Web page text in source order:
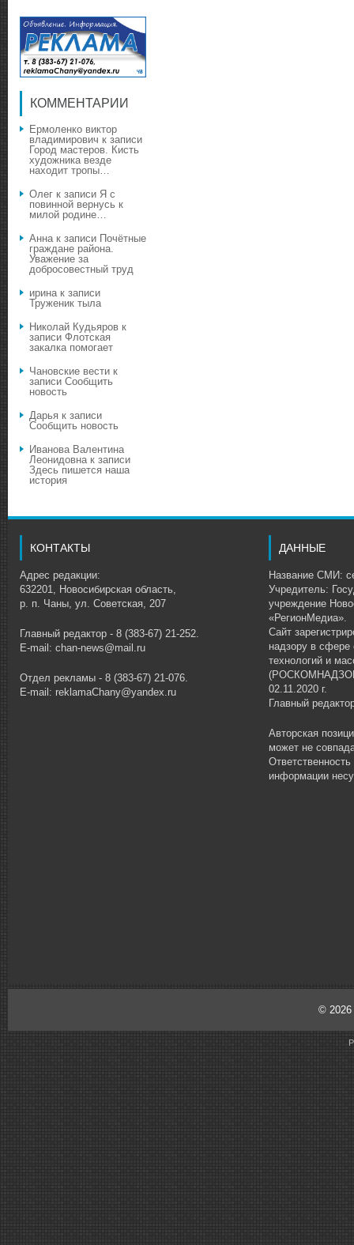
КОММЕНТАРИИ
Ермоленко виктор
владимирович к записи
Город мастеров. Кисть
художника везде
находит тропы…
Олег к записи Я с
повинной вернусь к
милой родине…
Аннак записи Почётные
граждане района.
Уважение за
добросовестный труд
иринак записи
Труженик тыла
Николай Кудьяров к
записи Флотская
закалка помогает
Чановские вести к
записи Сообщить
новость
Дарья к записи
Сообщить новость
Иванова Валентина
Леонидовнак записи
Здесь пишется наша
история
КОНТАКТЫ
Адрес редакции:
632201, Новосибирская область,
р. п. Чаны, ул. Советская, 207
Главный редактор - 8 (383-67) 21-252.
E-mail: chan-news@mail.ru
Отдел рекламы - 8 (383-67) 21-076.
E-mail: reklamaChany@yandex.ru
ДАННЫЕ
Название СМИ:
Учредитель:
учреждение
«РегионМедиа».
Сайт
надзору в
технологий и
02.11.2020 г.
Главный
Авторская
может не
информации
© 2026